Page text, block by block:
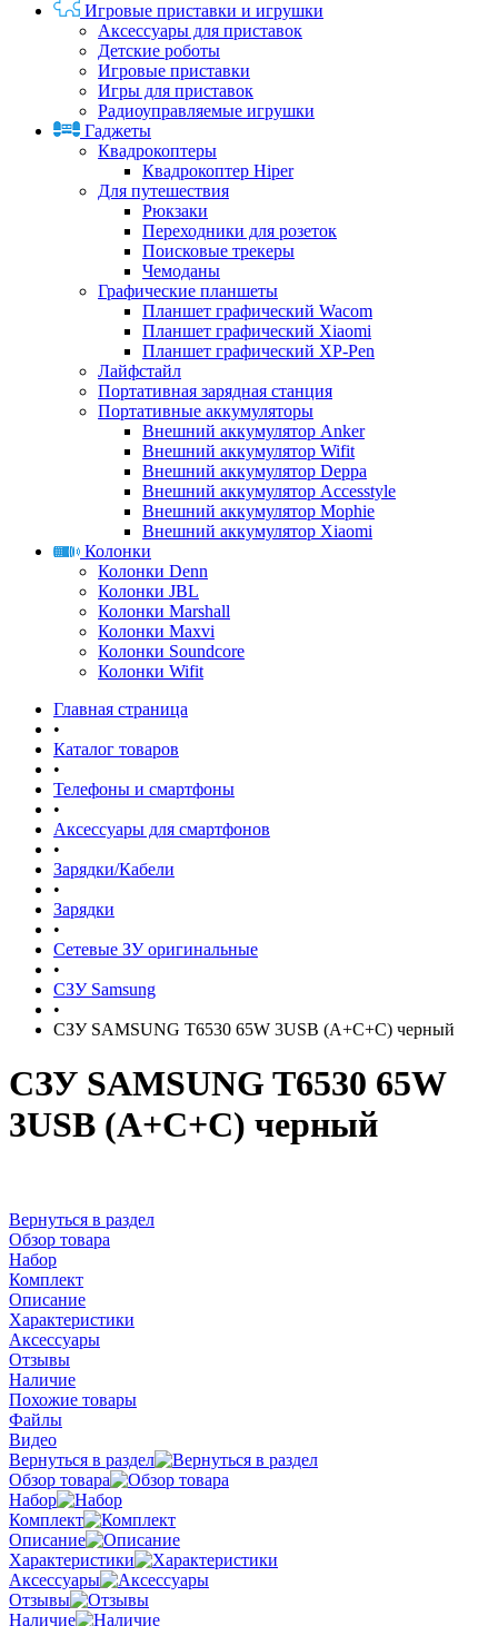
Игровые приставки и игрушки
Аксессуары для приставок
Детские роботы
Игровые приставки
Игры для приставок
Радиоуправляемые игрушки
Гаджеты
Квадрокоптеры
Квадрокоптер Hiper
Для путешествия
Рюкзаки
Переходники для розеток
Поисковые трекеры
Чемоданы
Графические планшеты
Планшет графический Wacom
Планшет графический Xiaomi
Планшет графический XP-Pen
Лайфстайл
Портативная зарядная станция
Портативные аккумуляторы
Внешний аккумулятор Anker
Внешний аккумулятор Wifit
Внешний аккумулятор Deppa
Внешний аккумулятор Accesstyle
Внешний аккумулятор Mophie
Внешний аккумулятор Xiaomi
Колонки
Колонки Denn
Колонки JBL
Колонки Marshall
Колонки Maxvi
Колонки Soundcore
Колонки Wifit
Главная страница
•
Каталог товаров
•
Телефоны и смартфоны
•
Аксессуары для смартфонов
•
Зарядки/Кабели
•
Зарядки
•
Сетевые ЗУ оригинальные
•
СЗУ Samsung
•
СЗУ SAMSUNG T6530 65W 3USB (A+C+C) черный
СЗУ SAMSUNG T6530 65W
3USB (A+C+C) черный
Вернуться в раздел
Обзор товара
Набор
Комплект
Описание
Характеристики
Аксессуары
Отзывы
Наличие
Похожие товары
Файлы
Видео
Вернуться в раздел
Обзор товара
Набор
Комплект
Описание
Характеристики
Аксессуары
Отзывы
Наличие